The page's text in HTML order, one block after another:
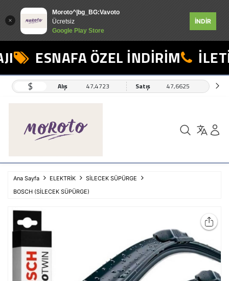
Moroto^|bg_BG:Vavoto
Ücretsiz
Google Play Store
İNDİR
ESNAFA ÖZEL İNDİRİM
$ Alış 47,4723 Satış 47,6625
Ana Sayfa ELEKTRİK
SİLECEK SÜPÜRGE
BOSCH (SİLECEK SÜPÜRGE)